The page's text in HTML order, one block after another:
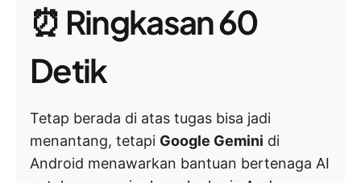
⏰ Ringkasan 60
Detik
Tetap berada di atas tugas bisa jadi
menantang, tetapi Google Gemini di
Android menawarkan bantuan bertenaga AI